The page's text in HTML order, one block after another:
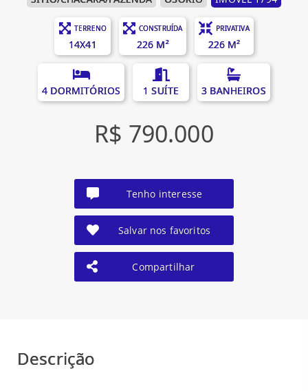
TERRENO
14X41
CONSTRUÍDA
226 M²
PRIVATIVA
226 M²
4 DORMITÓRIOS 1 SUÍTE 3 BANHEIROS
R$ 790.000
Tenho interesse
Salvar nos favoritos
Compartilhar
Descrição